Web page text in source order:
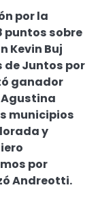
por la
puntos sobre
Kevin Buj
de Juntos por
ganador
Agustina
municipios
y
por
Andreotti.